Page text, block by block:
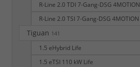
R-Line 2.0 TDI 7-Gang-DSG 4MOTION
R-Line 2.0 TSI 7-Gang-DSG 4MOTION
Tiguan 141
1.5 eHybrid Life
1.5 eTSI 110 kW Life